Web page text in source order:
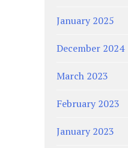
January 2025
December 2024
March 2023
February 2023
January 2023